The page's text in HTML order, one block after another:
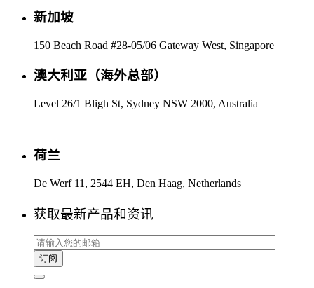
新加坡
150 Beach Road #28-05/06 Gateway West, Singapore
澳大利亚（海外总部）
Level 26/1 Bligh St, Sydney NSW 2000, Australia
荷兰
De Werf 11, 2544 EH, Den Haag, Netherlands
获取最新产品和资讯